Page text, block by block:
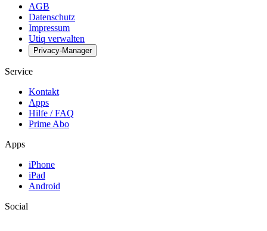
AGB
Datenschutz
Impressum
Utiq verwalten
Privacy-Manager
Service
Kontakt
Apps
Hilfe / FAQ
Prime Abo
Apps
iPhone
iPad
Android
Social